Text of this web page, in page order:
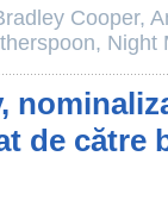
Cooper,
, Night
de către